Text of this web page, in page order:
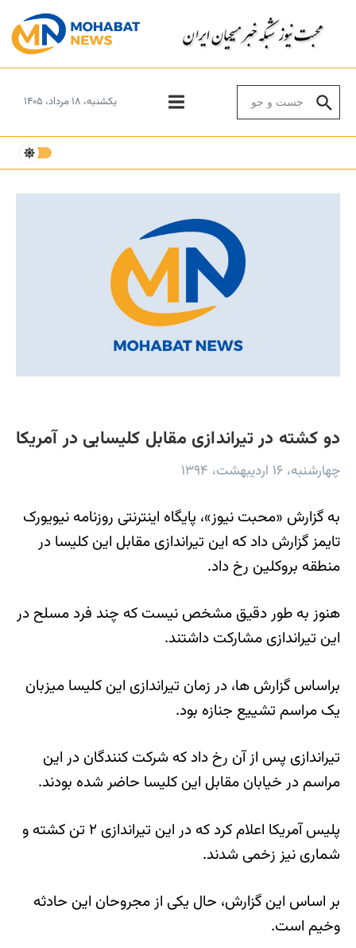
یکشنبه، ۱۸ مرداد، ۱۴۰۵
دو کشته در تیراندازی مقابل کلیسایی در آمریکا
چهارشنبه، ۱۶ اردیبهشت، ۱۳۹۴
به گزارش «محبت نيوز»، پایگاه اینترنتی روزنامه نیویورک
تایمز گزارش داد که این تیراندازی مقابل این کلیسا در
منطقه بروکلین رخ داد.
هنوز به طور دقیق مشخص نیست که چند فرد مسلح در
این تیراندازی مشارکت داشتند.
براساس گزارش ها، در زمان تیراندازی این کلیسا میزبان
یک مراسم تشییع جنازه بود.
تیراندازی پس از آن رخ داد که شرکت کنندگان در این
مراسم در خیابان مقابل این کلیسا حاضر شده بودند.
پلیس آمریکا اعلام کرد که در این تیراندازی ٢ تن کشته و
شماری نیز زخمی شدند.
بر اساس این گزارش، حال یکی از مجروحان این حادثه
وخیم است.